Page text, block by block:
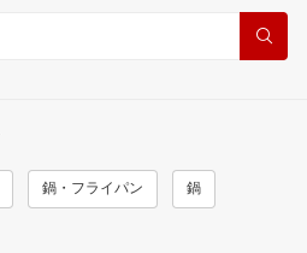
鍋・フライパン 鍋